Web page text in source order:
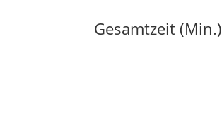
Gesamtzeit (Min.)